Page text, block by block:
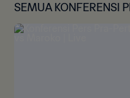
SEMUA KONFERENSI
ERTANDINGAN